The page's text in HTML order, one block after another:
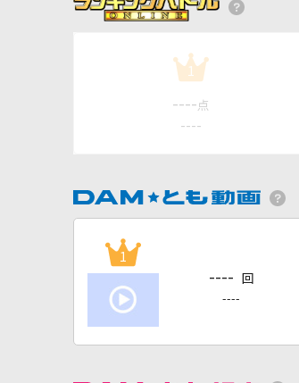
1
---- 点
----
1
---- 回
----